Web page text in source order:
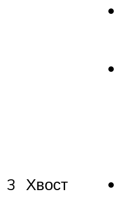
3 Хвост